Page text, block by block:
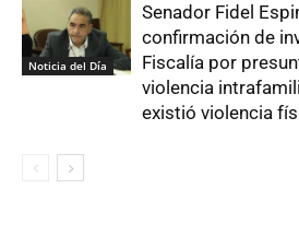
Noticia del Día
Senador Fidel
confirmación de
Fiscalía por
violencia
existió violencia